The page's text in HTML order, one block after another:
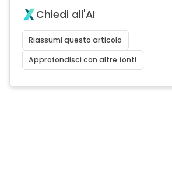
Chiedi all'AI
Riassumi questo articolo
Approfondisci con altre fonti